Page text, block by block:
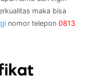
maka bisa
nomor telepon 0813